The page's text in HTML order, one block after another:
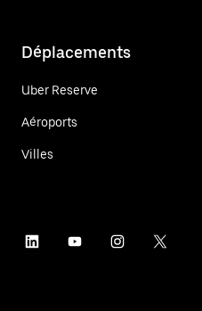
Déplacements
Uber Reserve
Aéroports
Villes